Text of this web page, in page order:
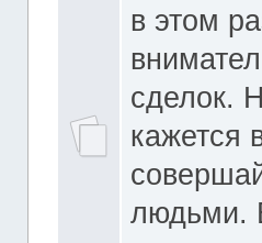
в этом
сделок.
кажется
людьми.